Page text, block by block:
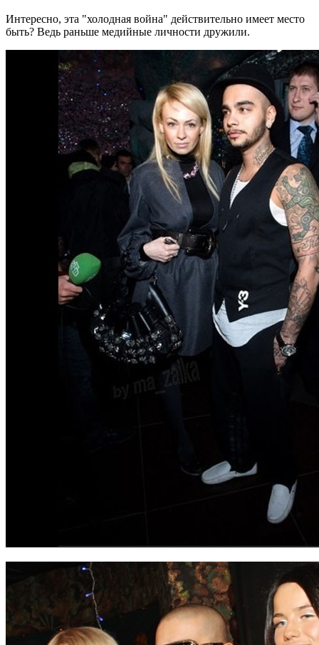
Интересно, эта "холодная война" действительно имеет место
быть? Ведь раньше медийные личности дружили.